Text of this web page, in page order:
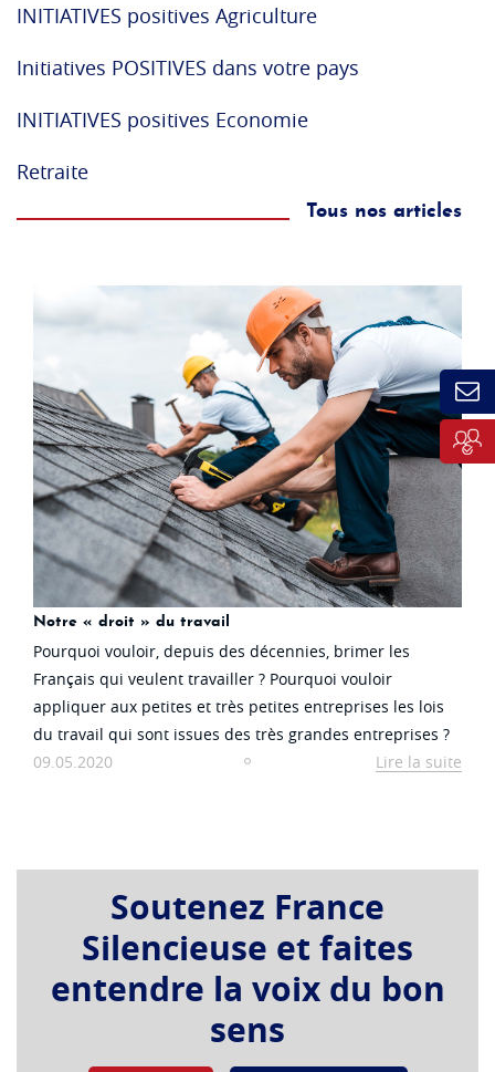
INITIATIVES positives Agriculture
Initiatives POSITIVES dans votre pays
INITIATIVES positives Economie
Retraite
Tous nos articles
Notre « droit » du travail
Pourquoi vouloir, depuis des décennies, brimer les
Français qui veulent travailler ? Pourquoi vouloir
appliquer aux petites et très petites entreprises les lois
du travail qui sont issues des très grandes entreprises ?
09.05.2020
Lire la suite
Soutenez France
Silencieuse et faites
entendre la voix du bon
sens